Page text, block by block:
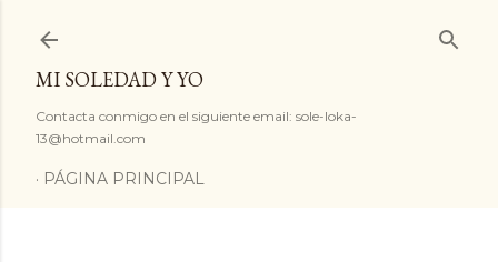
MI SOLEDAD Y YO
Contacta conmigo en el siguiente email: sole-loka-
13@hotmail.com
PÁGINA PRINCIPAL